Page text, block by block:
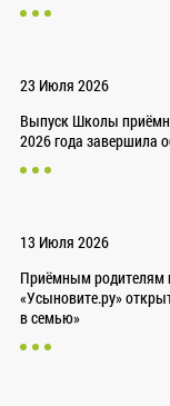
23 Июля 2026
Выпуск Школы
2026 года завершила
13 Июля 2026
Приёмным родителям
«Усыновите.ру»
в семью»